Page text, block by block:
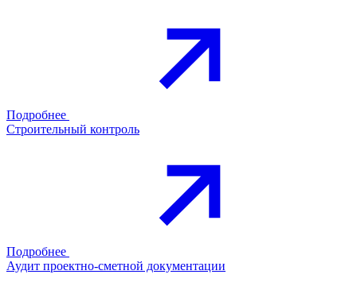
Подробнее
Строительный контроль
Подробнее
Аудит проектно-сметной документации